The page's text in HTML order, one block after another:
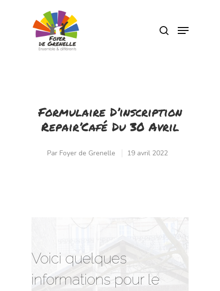
Pressez Entrée pour rechercher ou Echap
Formulaire D’inscription
Repair’Café Du 30 Avril
Par Foyer de Grenelle 19 avril 2022
Voici quelques
informations pour le